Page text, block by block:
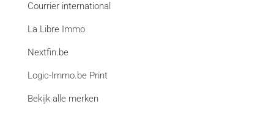
Courrier international
La Libre Immo
Nextfin.be
Logic-Immo.be Print
Bekijk alle merken